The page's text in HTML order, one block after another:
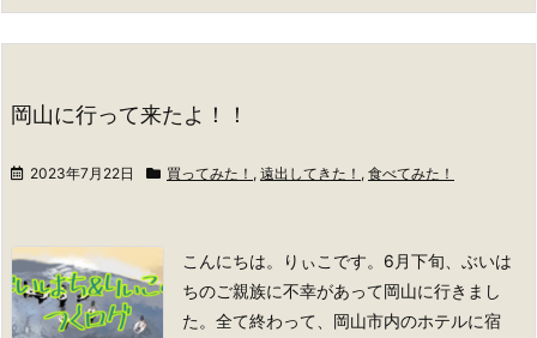
岡山に行って来たよ！！
2023年7月22日 買ってみた！ , 遠出してきた！ , 食べてみた！
こんにちは。りぃこです。 6月下旬、ぶいは
ちのご親族に不幸があって岡山に行きまし
た。 全て終わって、岡山市内のホテルに宿